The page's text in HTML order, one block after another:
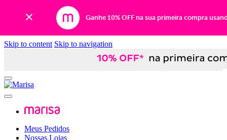
Ganhe 10% OFF na sua primeira compra
Skip to content Skip to navigation
Meus Pedidos
Nossas Lojas